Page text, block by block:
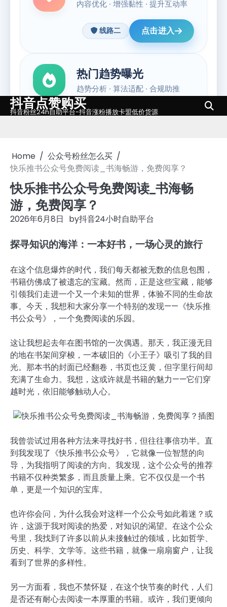
Skip
to
抖音点赞购买
抖音粉丝24h自助平台-抖音涨粉播放卡盟低价货源
Home
公众号粉丝怎么买
快乐推书公众号免费阅读_书海畅游，免费阅享？
快乐推书公众号免费阅读_书海畅
游，免费阅享？
2026年6月8日 by抖音24小时自助平台
探寻知识的海洋：一本好书，一场心灵的旅行
在这个信息爆炸的时代，我们每天都被无数的信息包围，
书籍仿佛成了被遗忘的宝藏。然而，正是这些宝藏，能够
引领我们走进一个又一个未知的世界，体验不同的生命故
事。今天，我想和大家分享一个特别的发现——《快乐推
书公众号》，一个免费阅读的乐园。
这让我想起去年在图书馆的一次偶遇。那天，我正漫无目
的地在书架间穿梭，一本破旧的《小王子》吸引了我的目
光。那本书的封面已经翻卷，书页也泛黄，但字里行间却
充满了生命力。我想，这或许就是书籍的魅力——它们穿
越时光，依旧能够触动人心。
我曾尝试过用各种方法来寻找好书，但往往事倍功半。直
到我发现了《快乐推书公众号》，它就像一位智慧的向
导，为我指明了阅读的方向。我发现，这个公众号的推荐
书籍不仅种类繁多，而且质量上乘。它不仅仅是一个书
单，更是一个知识的宝库。
也许你会问，为什么我会对这样一个公众号如此着迷？或
许，这源于我对阅读的热爱，对知识的渴望。在这个公众
号里，我找到了许多以前从未接触过的领域，比如哲学、
历史、科学、文学等。这些书籍，就像一扇扇窗户，让我
看到了世界的多样性。
另一方面看，我也不禁怀疑，在这个快节奏的时代，人们
是否还有耐心去阅读一本厚重的书籍。或许，我们更倾向